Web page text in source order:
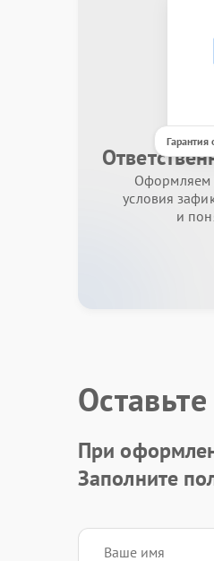
Гарантия
Оформляем
условия
и
При
Заполните